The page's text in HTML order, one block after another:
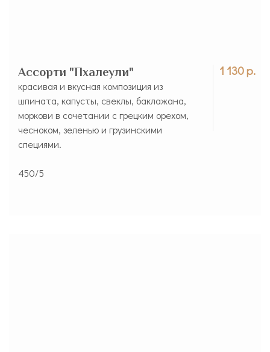
1 130 р.
Ассорти "Пхалеули"
красивая и вкусная композиция из
шпината, капусты, свеклы, баклажана,
моркови в сочетании с грецким орехом,
чесноком, зеленью и грузинскими
специями.
450/5